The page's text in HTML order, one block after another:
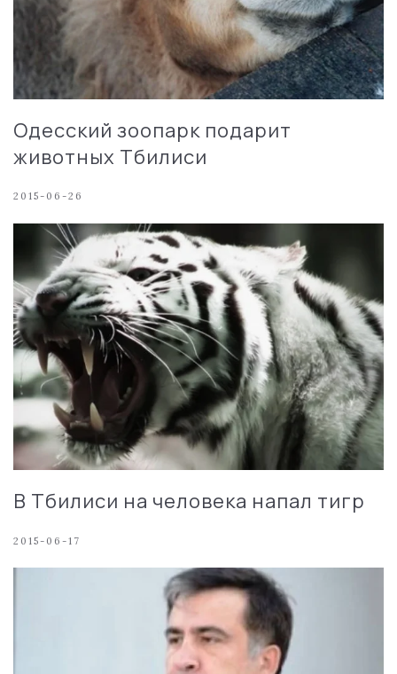
Одесский зоопарк подарит
животных Тбилиси
2015-06-26
В Тбилиси на человека напал тигр
2015-06-17